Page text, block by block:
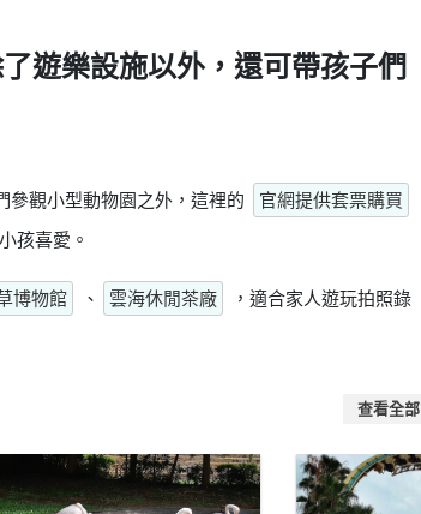
遊樂設施以外，還可帶孩子們
參觀小型動物園之外，這裡的
官網提供套票購買
孩喜愛。
博物館 、 雲海休閒茶廠
，適合家人遊玩拍照錄
查看全部